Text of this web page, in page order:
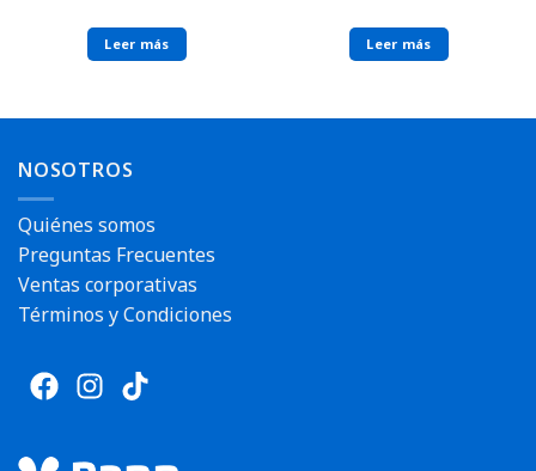
Leer más Leer más
NOSOTROS
Quiénes somos
Preguntas Frecuentes
Ventas corporativas
Términos y Condiciones